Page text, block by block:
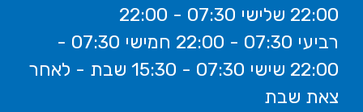
22:00 שלישי 07:30 - 22:00
רביעי 07:30 - 22:00 חמישי 07:30 -
22:00 שישי 07:30 - 15:30 שבת - לאחר
צאת שבת